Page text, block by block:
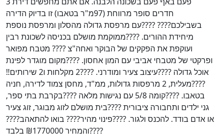
חדרים סופר מרווחת (97מ"ר בטאבו) זו בדיוק הדירה
בשבילכם???? ????עם מרפסת גדולה מהסלון ומרפסת נוספת
מיחידת ההורים. ????ממוקמת מושלם בכניסה לשכונת רבין
ועוקפת את הפקקים של הבוקר ואחה"צ ???? מטבח מפואר
ופרקטי של מטבחי אביבי עם המון אחסון. ????מקום מוגדר לפינת
אוכל גדולה ????עיצוב צעיר ומודרני. ????2 מקלחות ו2 שירותים‼️
????מעלית, 2 מרפסות גדולות, ממ"ד, מחסן צמוד לדירה, חניה
בטאבו. ????קומה 5/8 עם נגישות מלאה ????בקרבת בתי ספר,
גני ילדים ותחבורה ציבורית ????בית מושלם לזוג מבוגר, זוג צעיר
או אדם בודד. להכנס ולגור. ????פינוי מהיר???? בואו להתאהב????
והמחיר ₪1770000 בלבד????